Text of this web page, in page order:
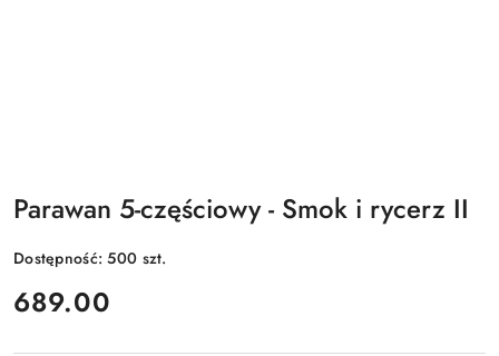
Parawan 5-częściowy - Smok i rycerz II
Dostępność:500 szt.
cena:
689.00